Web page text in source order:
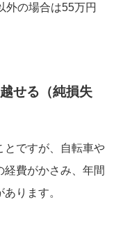
外の場合は55万円
せる（純損失
とですが、自転車や
費がかさみ、年間
ります。